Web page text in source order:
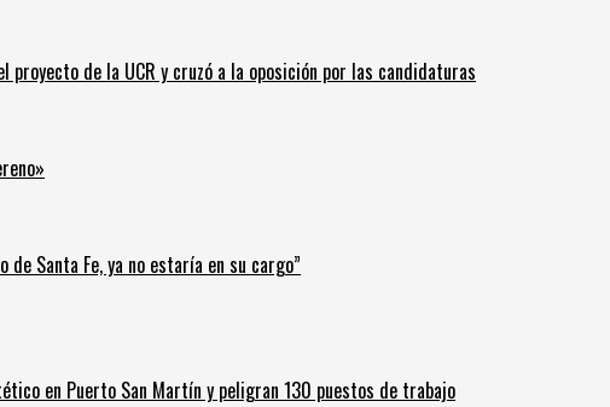
de la UCR y cruzó a la oposición por las candidaturas
Santa Fe, ya no estaría en su cargo”
en Puerto San Martín y peligran 130 puestos de trabajo